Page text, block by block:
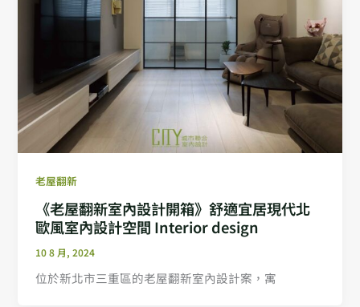
老屋翻新
《老屋翻新室內設計開箱》舒適宜居現代北
歐風室內設計空間 Interior design
10 8 月, 2024
位於新北市三重區的老屋翻新室內設計案，寓